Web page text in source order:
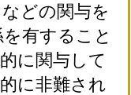
どの関与を
有すること
に関与して
に非難され